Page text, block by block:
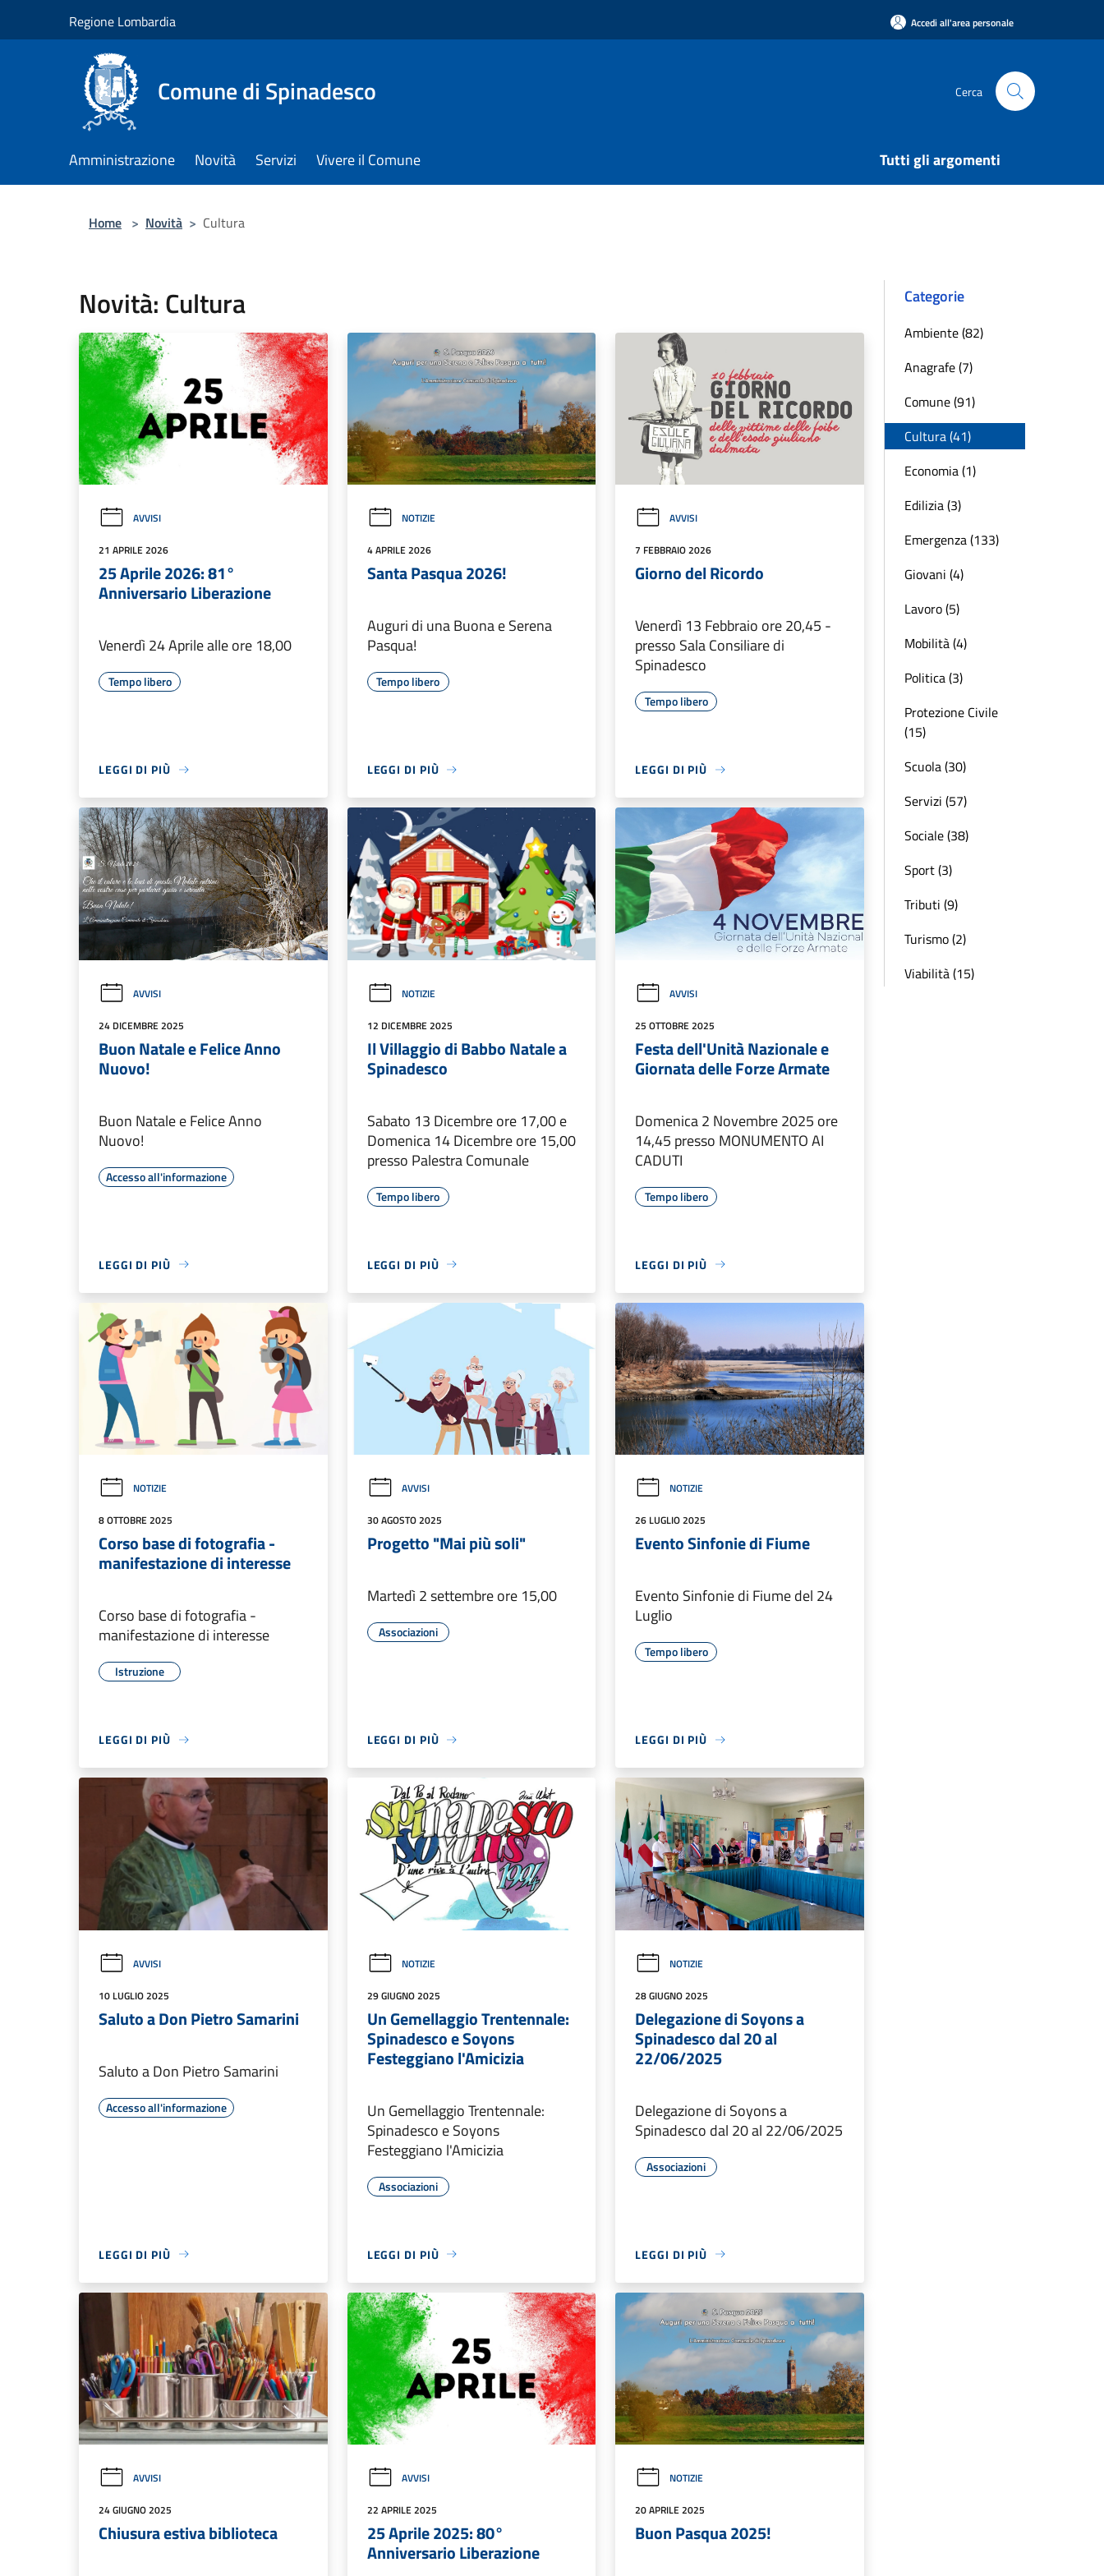
Regione Lombardia Accedi all'area personale
Comune di Spinadesco Cerca
Amministrazione Novità Servizi Vivere il Comune Tutti gli argomenti
Home > Novità > Cultura
Novità: Cultura
AVVISI
21 APRILE 2026
25 Aprile 2026: 81°
Anniversario Liberazione
Venerdì 24 Aprile alle ore 18,00
Tempo libero
LEGGI DI PIÙ
NOTIZIE
4 APRILE 2026
Santa Pasqua 2026!
Auguri di una Buona e Serena
Pasqua!
Tempo libero
LEGGI DI PIÙ
AVVISI
7 FEBBRAIO 2026
Giorno del Ricordo
Venerdì 13 Febbraio ore 20,45 -
presso Sala Consiliare di
Spinadesco
Tempo libero
LEGGI DI PIÙ
AVVISI
24 DICEMBRE 2025
Buon Natale e Felice Anno
Nuovo!
Buon Natale e Felice Anno
Nuovo!
Accesso all'informazione
LEGGI DI PIÙ
NOTIZIE
12 DICEMBRE 2025
Il Villaggio di Babbo Natale a
Spinadesco
Sabato 13 Dicembre ore 17,00 e
Domenica 14 Dicembre ore 15,00
presso Palestra Comunale
Tempo libero
LEGGI DI PIÙ
AVVISI
25 OTTOBRE 2025
Festa dell'Unità Nazionale e
Giornata delle Forze Armate
Domenica 2 Novembre 2025 ore
14,45 presso MONUMENTO AI
CADUTI
Tempo libero
LEGGI DI PIÙ
NOTIZIE
8 OTTOBRE 2025
Corso base di fotografia -
manifestazione di interesse
Corso base di fotografia -
manifestazione di interesse
Istruzione
LEGGI DI PIÙ
AVVISI
30 AGOSTO 2025
Progetto "Mai più soli"
Martedì 2 settembre ore 15,00
Associazioni
LEGGI DI PIÙ
NOTIZIE
26 LUGLIO 2025
Evento Sinfonie di Fiume
Evento Sinfonie di Fiume del 24
Luglio
Tempo libero
LEGGI DI PIÙ
AVVISI
10 LUGLIO 2025
Saluto a Don Pietro Samarini
Saluto a Don Pietro Samarini
Accesso all'informazione
LEGGI DI PIÙ
NOTIZIE
29 GIUGNO 2025
Un Gemellaggio Trentennale:
Spinadesco e Soyons
Festeggiano l'Amicizia
Un Gemellaggio Trentennale:
Spinadesco e Soyons
Festeggiano l'Amicizia
Associazioni
LEGGI DI PIÙ
NOTIZIE
28 GIUGNO 2025
Delegazione di Soyons a
Spinadesco dal 20 al
22/06/2025
Delegazione di Soyons a
Spinadesco dal 20 al 22/06/2025
Associazioni
LEGGI DI PIÙ
AVVISI
24 GIUGNO 2025
Chiusura estiva biblioteca
AVVISI
22 APRILE 2025
25 Aprile 2025: 80°
Anniversario Liberazione
NOTIZIE
20 APRILE 2025
Buon Pasqua 2025!
Categorie
Ambiente (82)
Anagrafe (7)
Comune (91)
Cultura (41)
Economia (1)
Edilizia (3)
Emergenza (133)
Giovani (4)
Lavoro (5)
Mobilità (4)
Politica (3)
Protezione Civile
(15)
Scuola (30)
Servizi (57)
Sociale (38)
Sport (3)
Tributi (9)
Turismo (2)
Viabilità (15)